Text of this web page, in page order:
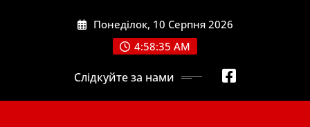
Понеділок, 10 Серпня 2026
4:58:37 AM
Слідкуйте за нами